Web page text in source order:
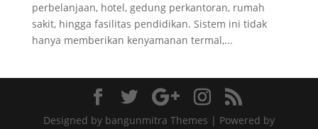
perbelanjaan, hotel, gedung perkantoran, rumah
sakit, hingga fasilitas pendidikan. Sistem ini tidak
hanya memberikan kenyamanan termal,...
Designed by bangunmitra Themes | Powered by